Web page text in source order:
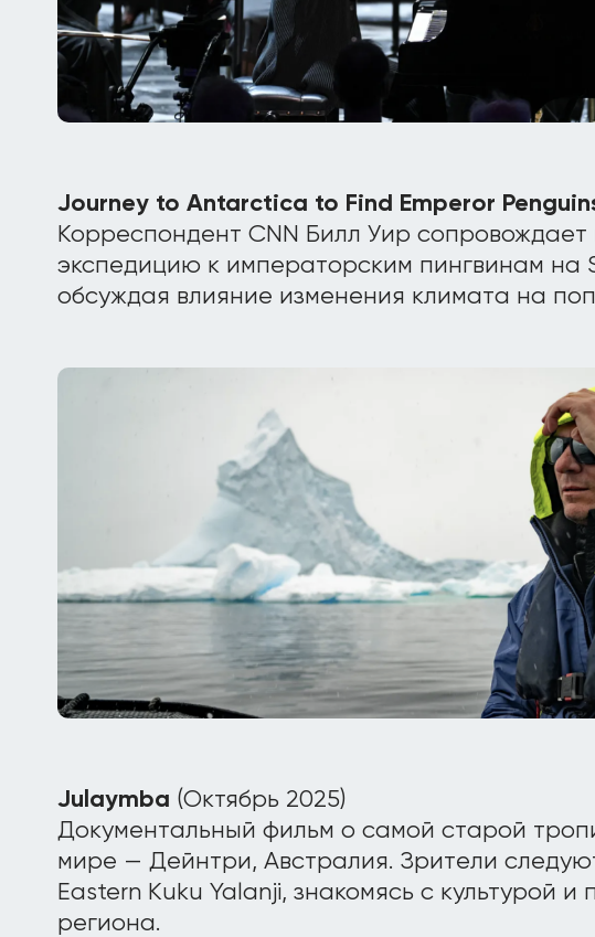
Journey to Antarctica to Find Emperor
Корреспондент CNN Билл Уир
экспедицию к императорским пингвинам на
обсуждая влияние изменения климата на
Julaymba (Октябрь 2025)
Документальный фильм о самой старой
мире — Дейнтри, Австралия. Зрители
Eastern Kuku Yalanji, знакомясь с культурой и
региона.